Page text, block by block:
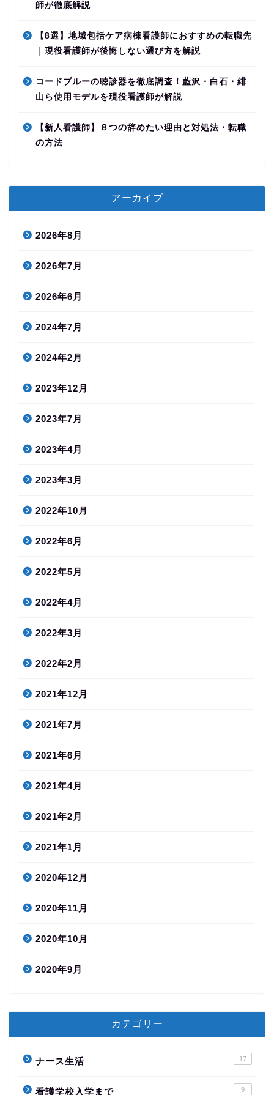
師が徹底解説
【8選】地域包括ケア病棟看護師におすすめの転職先
｜現役看護師が後悔しない選び方を解説
コードブルーの聴診器を徹底調査！藍沢・白石・緋
山ら使用モデルを現役看護師が解説
【新人看護師】８つの辞めたい理由と対処法・転職
の方法
アーカイブ
2026年8月
2026年7月
2026年6月
2024年7月
2024年2月
2023年12月
2023年7月
2023年4月
2023年3月
2022年10月
2022年6月
2022年5月
2022年4月
2022年3月
2022年2月
2021年12月
2021年7月
2021年6月
2021年4月
2021年2月
2021年1月
2020年12月
2020年11月
2020年10月
2020年9月
カテゴリー
ナース生活 17
看護学校入学まで 9